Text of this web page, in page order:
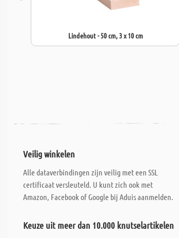
Lindehout - 50 cm, 3 x 10 cm
Veilig winkelen
Alle dataverbindingen zijn veilig met een SSL
certificaat versleuteld. U kunt zich ook met
Amazon, Facebook of Google bij Aduis aanmelden.
Keuze uit meer dan 10.000 knutselartikelen